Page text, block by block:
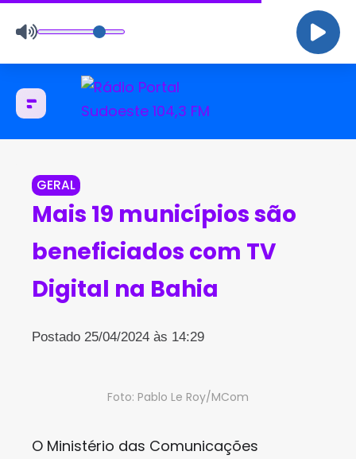
GERAL
Mais 19 municípios são
beneficiados com TV
Digital na Bahia
Postado 25/04/2024 às 14:29
Foto: Pablo Le Roy/MCom
O Ministério das Comunicações